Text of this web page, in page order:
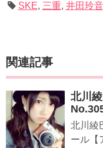
SKE, 三重, 井田玲
関連記事
北川
北川綾
ール【